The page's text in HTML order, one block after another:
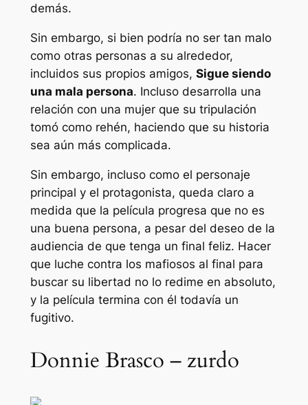
demás.
Sin embargo, si bien podría no ser tan malo
como otras personas a su alrededor,
incluidos sus propios amigos, Sigue siendo
una mala persona. Incluso desarrolla una
relación con una mujer que su tripulación
tomó como rehén, haciendo que su historia
sea aún más complicada.
Sin embargo, incluso como el personaje
principal y el protagonista, queda claro a
medida que la película progresa que no es
una buena persona, a pesar del deseo de la
audiencia de que tenga un final feliz. Hacer
que luche contra los mafiosos al final para
buscar su libertad no lo redime en absoluto,
y la película termina con él todavía un
fugitivo.
Donnie Brasco – zurdo